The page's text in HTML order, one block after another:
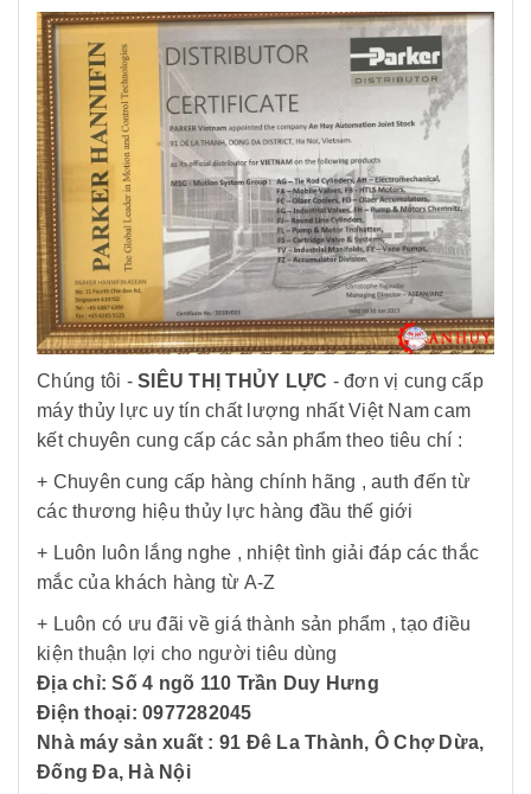
Chúng tôi - SIÊU THỊ THỦY LỰC - đơn vị cung cấp
máy thủy lực uy tín chất lượng nhất Việt Nam cam
kết chuyên cung cấp các sản phẩm theo tiêu chí :
+ Chuyên cung cấp hàng chính hãng , auth đến từ
các thương hiệu thủy lực hàng đầu thế giới
+ Luôn luôn lắng nghe , nhiệt tình giải đáp các thắc
mắc của khách hàng từ A-Z
+ Luôn có ưu đãi về giá thành sản phẩm , tạo điều
kiện thuận lợi cho người tiêu dùng
Địa chỉ: Số 4 ngõ 110 Trần Duy Hưng
Điện thoại: 0977282045
Nhà máy sản xuất : 91 Đê La Thành, Ô Chợ Dừa,
Đống Đa, Hà Nội